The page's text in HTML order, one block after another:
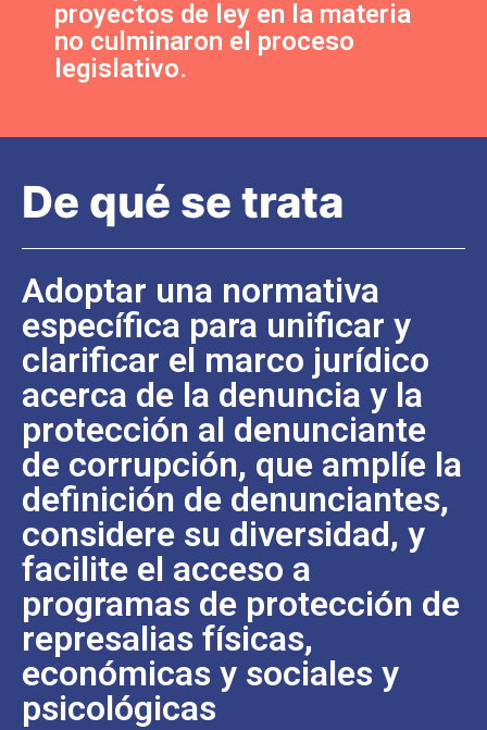
proyectos de ley en la materia
no culminaron el proceso
legislativo.
De qué se trata
Adoptar una normativa
específica para unificar y
clarificar el marco jurídico
acerca de la denuncia y la
protección al denunciante
de corrupción, que amplíe la
definición de denunciantes,
considere su diversidad, y
facilite el acceso a
programas de protección de
represalias físicas,
económicas y sociales y
psicológicas